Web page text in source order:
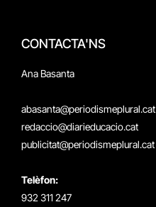
CONTACTA'NS
Ana Basanta
abasanta@periodismeplural.cat
redaccio@diarieducacio.cat
publicitat@periodismeplural.cat
Telèfon:
932 311 247